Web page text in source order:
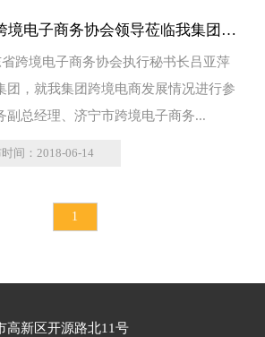
境电子商务协会领导莅临我集团参
跨境电子商务协会执行秘书长吕亚萍
团，就我集团跨境电商发展情况进行参
副总经理、济宁市跨境电子商务...
间：2018-06-14
1
高新区开源路北11号